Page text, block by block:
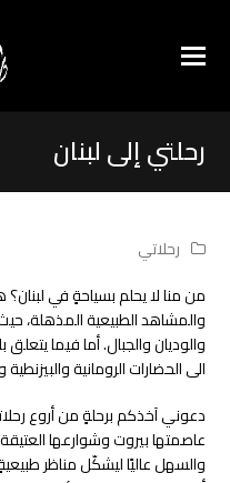
رحلتي إلى لبنان
رحلاتي
من منا لا يحلم بسياحةٍ في لبنان؟
والمشاهد الطبيعية المذهلة،
والوديان والجبال. أما فيما
الى الحضارات الرومانية
دعوني آخذكم برحلةٍ من أروع
عاصمتها بيروت وشوارعها
والسهل عاليًا ليشكّل مناظر